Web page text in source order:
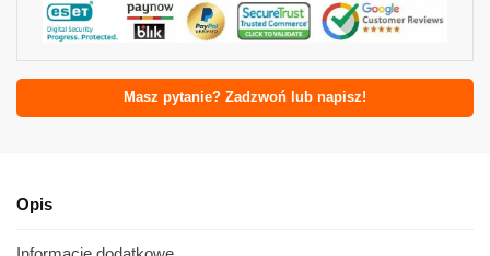
Masz pytanie? Zadzwoń lub napisz!
Opis